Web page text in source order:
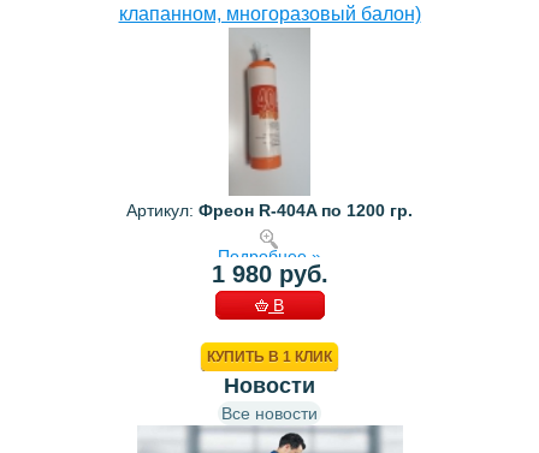
клапанном, многоразовый балон)
Артикул: Фреон R-404A по 1200 гр.
Подробнее »
1 980 руб.
В
КУПИТЬ В 1 КЛИК
Новости
Все новости